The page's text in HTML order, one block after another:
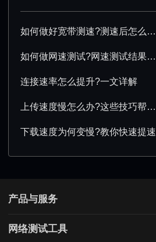
如何做好宽带测速?测速后怎么优化?
如何做网速测试?网速测试结果怎么解读?
连接速率怎么提升?一文详解
上传速度慢怎么办?这些技巧帮你提速
下载速度为何变慢?教你快速提速
产品与服务
测网速
网络测试工具